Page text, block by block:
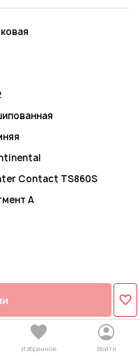
Contact TS860S
A
Избранное Войти